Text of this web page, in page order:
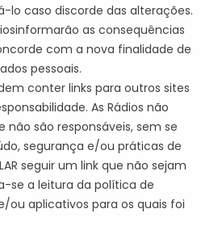
lo caso discorde das alterações.
sinformarão as consequências
com a nova finalidade de
pessoais.
m conter links para outros sites
As Rádios não
não são responsáveis, sem se
segurança e/ou práticas de
seguir um link que não sejam
se a leitura da política de
ou aplicativos para os quais foi